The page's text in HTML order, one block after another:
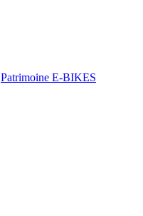
Patrimoine E-BIKES